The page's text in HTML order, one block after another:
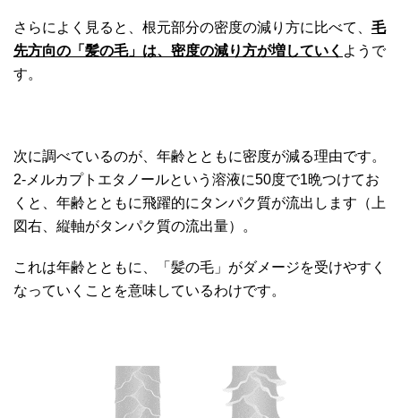
さらによく見ると、根元部分の密度の減り方に比べて、 毛
先方向の「髪の毛」は、密度の減り方が増していく ようで
す。
次に調べているのが、年齢とともに密度が減る理由です。
2-メルカプトエタノールという溶液に50度で1晩つけてお
くと、年齢とともに飛躍的にタンパク質が流出します（上
図右、縦軸がタンパク質の流出量）。
これは年齢とともに、「髪の毛」がダメージを受けやすく
なっていくことを意味しているわけです。